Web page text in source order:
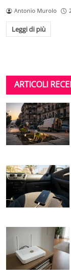
Antonio Murolo
Leggi di più
ARTICOLI